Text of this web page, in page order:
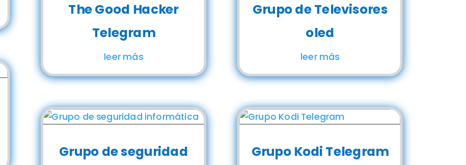
The Good Hacker
Telegram
leer más
Grupo de seguridad
Grupo de Televisores
oled
leer más
Grupo Kodi Telegram